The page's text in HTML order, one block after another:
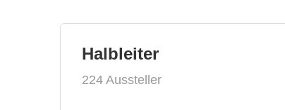
Halbleiter
224 Aussteller